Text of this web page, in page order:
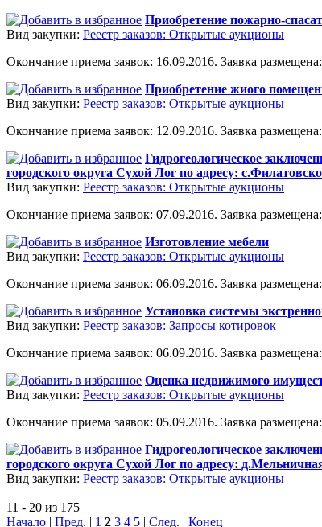
Приобретение пожарно-
Вид закупки: Реестр заказов: Открытые аукционы
Окончание приема заявок: 16.09.2016. Заявка
Приобретение жиого
Вид закупки: Реестр заказов: Открытые аукционы
Окончание приема заявок: 12.09.2016. Заявка
Гидрогеологическое
городского округа Сухой Лог по адресу:
Вид закупки: Реестр заказов: Открытые аукционы
Окончание приема заявок: 07.09.2016. Заявка
Изготовление мебели
Вид закупки: Реестр заказов: Открытые аукционы
Окончание приема заявок: 06.09.2016. Заявка
Установка системы
Вид закупки: Реестр заказов: Запросы котировок
Окончание приема заявок: 06.09.2016. Заявка
Оценка недвижимого
Вид закупки: Реестр заказов: Открытые аукционы
Окончание приема заявок: 05.09.2016. Заявка
Гидрогеологическое
городского округа Сухой Лог по адресу:
Вид закупки: Реестр заказов: Открытые аукционы
11 - 20 из 175
Начало | Пред. | 1 2 3 4 5 | След. | Конец